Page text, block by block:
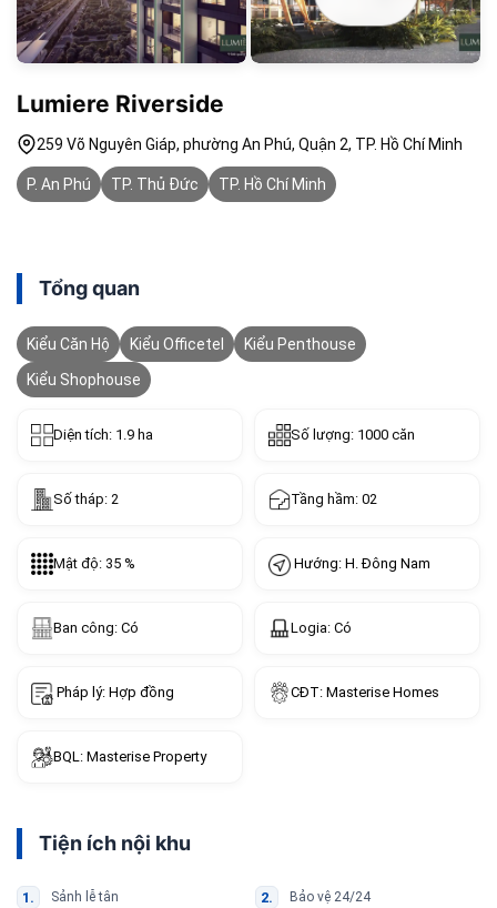
Lumiere Riverside
259 Võ Nguyên Giáp, phường An Phú, Quận 2, TP. Hồ Chí Minh
P. An Phú TP. Thủ Đức TP. Hồ Chí Minh
Tổng quan
Kiểu Căn Hộ Kiểu Officetel
Kiểu Penthouse
Kiểu Shophouse
Diện tích: 1.9 ha Số lượng: 1000 căn
Số tháp: 2 Tầng hầm: 02
Mật độ: 35 % Hướng: H. Đông Nam
Ban công: Có Logia: Có
Pháp lý: Hợp đồng CĐT: Masterise Homes
BQL: Masterise Property
Tiện ích nội khu
Sảnh lễ tân Bảo vệ 24/24